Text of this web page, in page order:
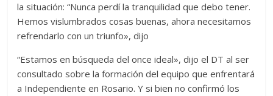
la situación: “Nunca perdí la tranquilidad que debo tener.
Hemos vislumbrados cosas buenas, ahora necesitamos
refrendarlo con un triunfo», dijo
“Estamos en búsqueda del once ideal», dijo el DT al ser
consultado sobre la formación del equipo que enfrentará
a Independiente en Rosario. Y si bien no confirmó los